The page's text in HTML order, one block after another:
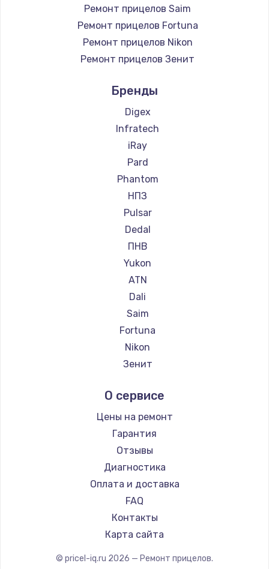
Ремонт прицелов Saim
Ремонт прицелов Fortuna
Ремонт прицелов Nikon
Ремонт прицелов Зенит
Ремонт прицелов Artelv
Ремонт прицелов Hakko
Ремонт прицелов HALES
Ремонт прицелов Leica
Ремонт прицелов Vector Optics
Ремонт прицелов Carl Zeiss
Ремонт прицелов Zeiss
Ремонт прицелов AGM Global Vision
Ремонт прицелов Pilad
Ремонт прицелов Arkon
Ремонт прицелов ANYSMART
Ремонт прицелов FLIR
Ремонт прицелов Venox
Ремонт прицелов Holosun
Ремонт прицелов MAKdot
Ремонт прицелов Hikmicro
Ремонт прицелов IWT
Ремонт прицелов NNPO
Ремонт прицелов Taigan
Ремонт прицелов Thermal Scope
Ремонт прицелов ConoTech
Ремонт прицелов Легат
Ремонт прицелов Athlon
Бренды
Digex
Infratech
iRay
Pard
Phantom
НПЗ
Pulsar
Dedal
ПНВ
Yukon
ATN
Dali
Saim
Fortuna
Nikon
Зенит
Artelv
Hakko
HALES
Leica
Vector Optics
Carl Zeiss
Zeiss
AGM Global Vision
Pilad
О сервисе
Цены на ремонт
Гарантия
Отзывы
Диагностика
Оплата и доставка
FAQ
Контакты
Карта сайта
© pricel-iq.ru 2026 — Ремонт прицелов.